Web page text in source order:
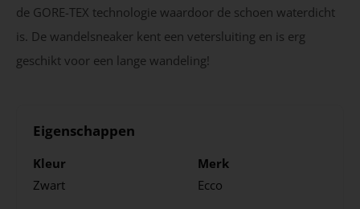
de GORE-TEX technologie waardoor de schoen waterdicht
is. De wandelsneaker kent een vetersluiting en is erg
geschikt voor een lange wandeling!
Eigenschappen
Kleur
Zwart
Merk
Ecco